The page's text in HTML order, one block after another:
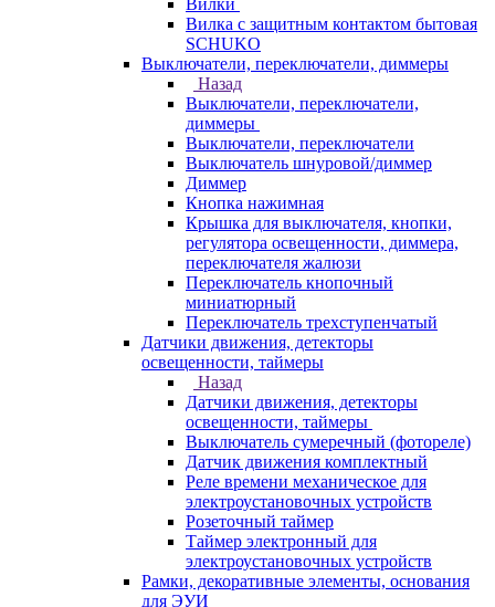
Вилки
Вилка с защитным контактом бытовая
SCHUKO
Выключатели, переключатели, диммеры
Назад
Выключатели, переключатели,
диммеры
Выключатели, переключатели
Выключатель шнуровой/диммер
Диммер
Кнопка нажимная
Крышка для выключателя, кнопки,
регулятора освещенности, диммера,
переключателя жалюзи
Переключатель кнопочный
миниатюрный
Переключатель трехступенчатый
Датчики движения, детекторы
освещенности, таймеры
Назад
Датчики движения, детекторы
освещенности, таймеры
Выключатель сумеречный (фотореле)
Датчик движения комплектный
Реле времени механическое для
электроустановочных устройств
Розеточный таймер
Таймер электронный для
электроустановочных устройств
Рамки, декоративные элементы, основания
для ЭУИ